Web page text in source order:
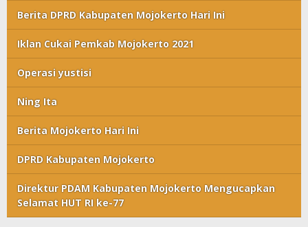
Berita DPRD Kabupaten Mojokerto Hari Ini
Iklan Cukai Pemkab Mojokerto 2021
Operasi yustisi
Ning Ita
Berita Mojokerto Hari Ini
DPRD Kabupaten Mojokerto
Direktur PDAM Kabupaten Mojokerto Mengucapkan
Selamat HUT RI ke-77